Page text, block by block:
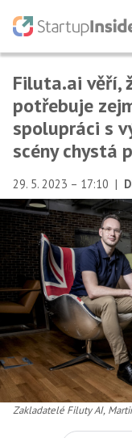
Filuta.ai věří,
potřebuje
spolupráci s
scény chystá
29. 5. 2023 – 17:10 |
Zakladatelé Filuty AI,